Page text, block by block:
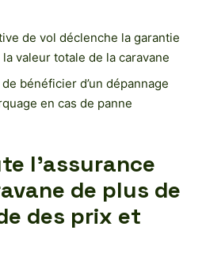
de vol déclenche la garantie
valeur totale de la caravane
bénéficier d’un dépannage
en cas de panne
l’assurance
de plus de
des prix et